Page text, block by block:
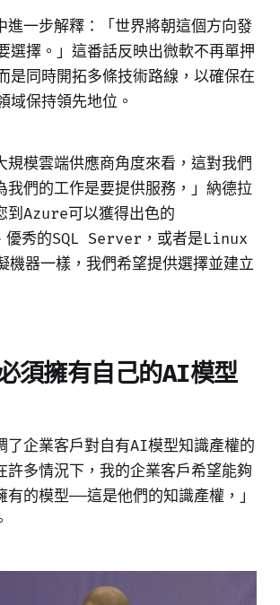
進一步解釋：「世界將朝這個方向發
選擇。」這番話反映出微軟不再單押
是同時開拓多條技術路線，以確保在
域保持領先地位。
規模雲端供應商角度來看，這對我們
我們的工作是要提供服務，」納德拉
到Azure可以獲得出色的
優秀的SQL Server，或者是Linux
機器一樣，我們希望提供選擇並建立
須擁有自己的AI模型
了企業客戶對自有AI模型知識產權的
許多情況下，我的企業客戶希望能夠
有的模型——這是他們的知識產權，」